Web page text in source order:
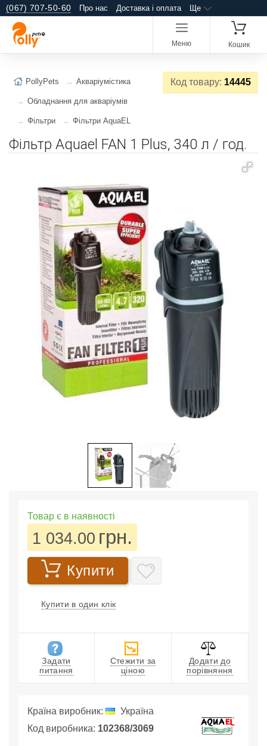
(067) 707-50-60 Про нас Доставка і оплата Ще
Меню Кошик
Код товару: 14445
PollyPets Акваріумістика
Обладнання для акваріумів
Фільтри Фільтри AquaEL
Фільтр Aquael FAN 1 Plus, 340 л / год.
Товар є в наявності
1 034.00 грн.
Купити
Купити в один клік
Задати
питання
Стежити за
ціною
Додати до
порівняння
Країна виробник:
Україна
Код виробника: 102368/3069